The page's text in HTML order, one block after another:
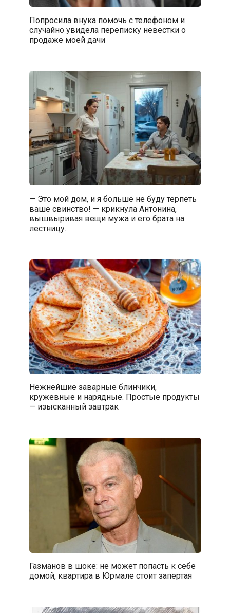
Попросила внука помочь с телефоном и
случайно увидела переписку невестки о
продаже моей дачи
— Это мой дом, и я больше не буду терпеть
ваше свинство! — крикнула Антонина,
вышвыривая вещи мужа и его брата на
лестницу.
Нежнейшие заварные блинчики,
кружевные и нарядные. Простые продукты
— изысканный завтрак
Газманов в шоке: не может попасть к себе
домой, квартира в Юрмале стоит запертая